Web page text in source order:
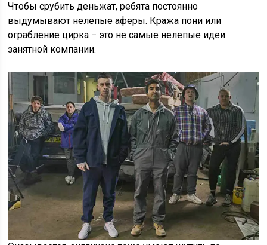
Чтобы срубить деньжат, ребята постоянно
выдумывают нелепые аферы. Кража пони или
ограбление цирка − это не самые нелепые идеи
занятной компании.